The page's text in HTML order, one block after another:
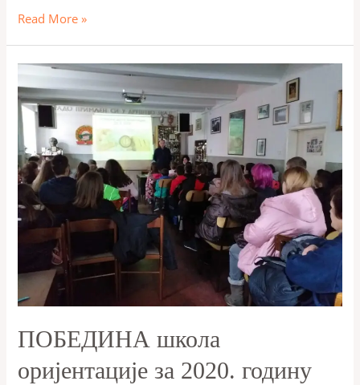
Read More »
ПОБЕДИНА школа
оријентације за 2020. годину